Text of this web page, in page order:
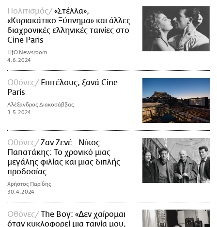
Πολιτισμός
«Στέλλα»,
«Κυριακάτικο Ξύπνημα» και άλλες
διαχρονικές ελληνικές ταινίες στο
Cine Paris
LifO Newsroom
4.6.2024
Οθόνες
Επιτέλους, ξανά Cine
Paris
Αλέξανδρος Διακοσάββας
3.5.2024
Οθόνες
Ζαν Ζενέ - Νίκος
Παπατάκης: Το χρονικό μιας
μεγάλης φιλίας και μιας διπλής
προδοσίας
Χρήστος Παρίδης
30.4.2024
Οθόνες
The Boy: «Δεν χαίρομαι
όταν κυκλοφορεί μια ταινία μου,